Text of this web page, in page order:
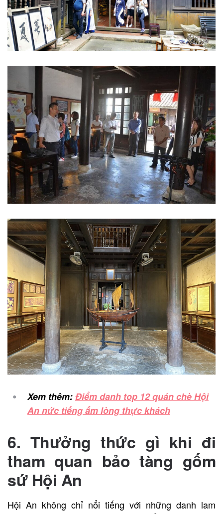
Xem thêm:Điểm danh top 12 quán chè Hội
An nức tiếng ấm lòng thực khách
6. Thưởng thức gì khi đi
tham quan bảo tàng gốm
sứ Hội An
Hội An không chỉ nổi tiếng với những danh lam